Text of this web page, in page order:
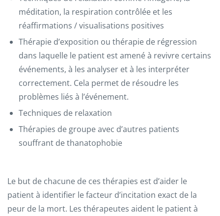
méditation, la respiration contrôlée et les
réaffirmations / visualisations positives
Thérapie d’exposition ou thérapie de régression
dans laquelle le patient est amené à revivre certains
événements, à les analyser et à les interpréter
correctement. Cela permet de résoudre les
problèmes liés à l’événement.
Techniques de relaxation
Thérapies de groupe avec d’autres patients
souffrant de thanatophobie
Le but de chacune de ces thérapies est d’aider le
patient à identifier le facteur d’incitation exact de la
peur de la mort. Les thérapeutes aident le patient à